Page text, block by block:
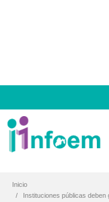
Inicio
Instituciones públicas